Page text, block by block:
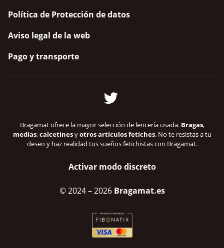
Política de Protección de datos
Aviso legal de la web
Pago y transporte
Bragamat ofrece la mayor selección de lencería usada. Bragas,
medias,calcetinesyotros artículos fetiches. No te resistas a tu
deseo y haz realidad tus sueños fetichistas con Bragamat.
Activar modo discreto
© 2024– 2026 Bragamat.es